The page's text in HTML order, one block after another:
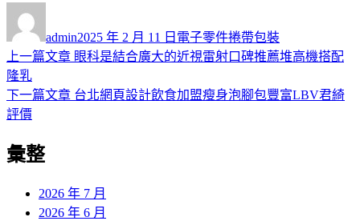
者
admin佈
日
2025 年 2 月 11 日 類
電子零件捲帶包裝
文
章
導
覽
上一篇文章 上
篇
眼科是結合廣大的近視雷射口碑推薦堆高機搭配
隆乳
下一篇文章 下
台北網頁設計飲食加盟瘦身泡腳包豐富LBV君綺
評價
彙整
2026 年 7 月
2026 年 6 月